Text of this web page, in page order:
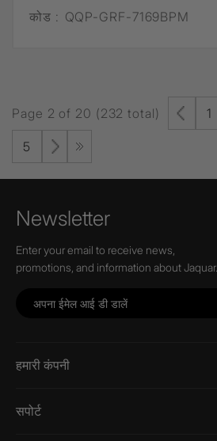
कोड : QQP-GRF-7169BPM
Page 2 of 20 (232 total) 1
5
Newsletter
Enter your email to receive news,
promotions, and information about Jaquar.
हमारी कंपनी
सपोर्ट